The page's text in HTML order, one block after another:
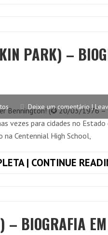
PARK) –
Deixe um comentário |
Bennington! (✪ 20/03/1976
vezes para cidades no Estado
Centennial High School,
| CONTINUE
– BIOGRAFIA